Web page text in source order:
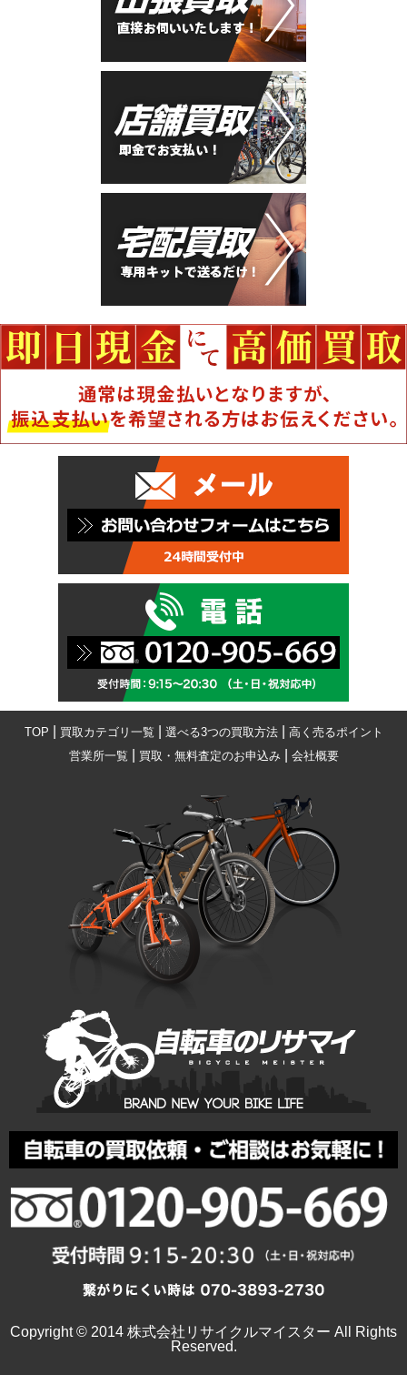
TOP 買取カテゴリ一覧 選べる3つの買取方法| 高く売るポイント
営業所一覧
買取・無料査定のお申込み| 会社概要
Copyright © 2014 株式会社リサイクルマイスター All Rights
Reserved.